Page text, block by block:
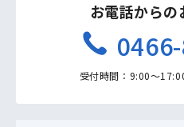
お電話からの
受付時間：9:00〜